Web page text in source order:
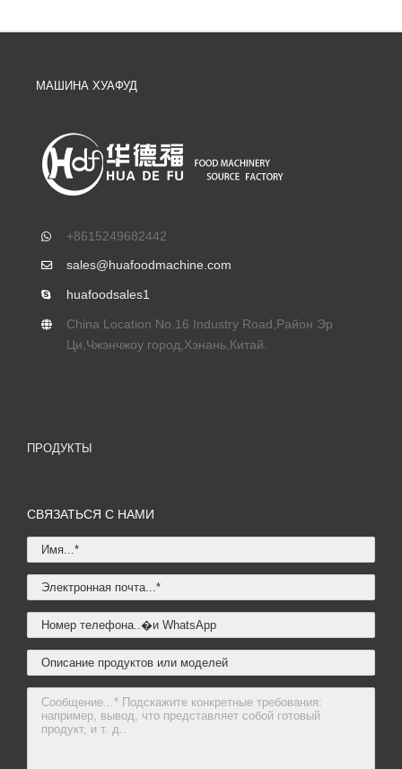
МАШИНА ХУАФУД
+8615249682442
sales@huafoodmachine.com
huafoodsales1
China Location No.16 Industry Road ,Район Эр
Ци,Чжэнчжоу город,Хэнань,Китай.
ПРОДУКТЫ
СВЯЗАТЬСЯ С НАМИ